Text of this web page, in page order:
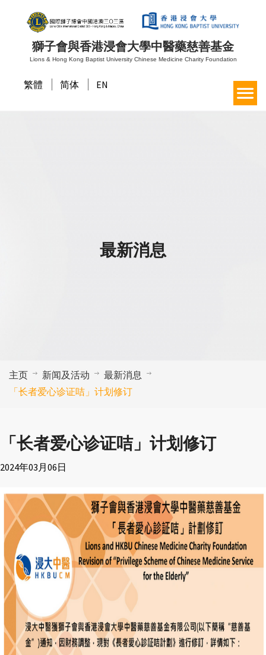
獅子會與香港浸會大學中醫藥慈善基金
Lions & Hong Kong Baptist University Chinese Medicine Charity Foundation
繁體 简体 EN
最新消息
主页 新闻及活动
最新消息
「长者爱心诊证咭」计划修订
「长者爱心诊证咭」计划修订
2024年03月06日